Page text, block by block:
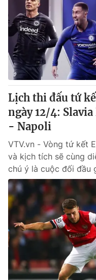
® Cấm sao chép dưới
thuận bằng văn bản. Ghi
thông tin từ website này.
Lịch thi đấu tứ
ngày 12/4:
- Napoli
VTV.vn - Vòng tứ kết
và kịch tích sẽ cùng
chú ý là cuộc đối đầu